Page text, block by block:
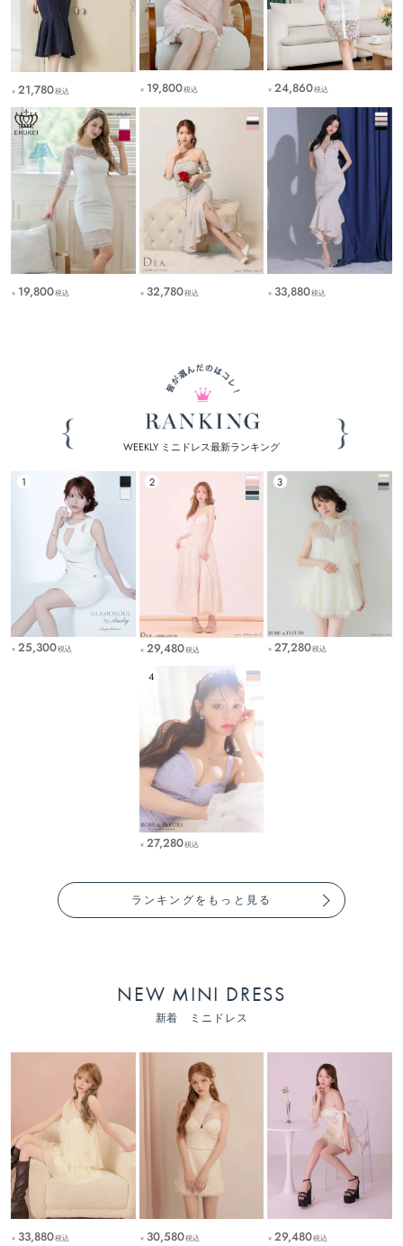
￥ 21,780税込 ￥ 19,800税込 ￥ 24,860税込
￥ 19,800税込 ￥ 32,780税込 ￥ 33,880税込
WEEKLY ミニドレス最新ランキング
￥ 25,300税込 ￥ 29,480税込 ￥ 27,280税込
￥ 27,280税込
ランキングをもっと見る
NEW MINI DRESS
新着 ミニドレス
￥ 33,880税込 ￥ 30,580税込 ￥ 29,480税込